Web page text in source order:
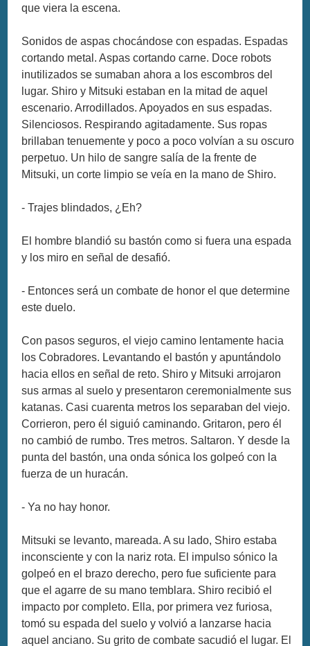
que viera la escena.
Sonidos de aspas chocándose con espadas. Espadas
cortando metal. Aspas cortando carne. Doce robots
inutilizados se sumaban ahora a los escombros del
lugar. Shiro y Mitsuki estaban en la mitad de aquel
escenario. Arrodillados. Apoyados en sus espadas.
Silenciosos. Respirando agitadamente. Sus ropas
brillaban tenuemente y poco a poco volvían a su oscuro
perpetuo. Un hilo de sangre salía de la frente de
Mitsuki, un corte limpio se veía en la mano de Shiro.
- Trajes blindados, ¿Eh?
El hombre blandió su bastón como si fuera una espada
y los miro en señal de desafió.
- Entonces será un combate de honor el que determine
este duelo.
Con pasos seguros, el viejo camino lentamente hacia
los Cobradores. Levantando el bastón y apuntándolo
hacia ellos en señal de reto. Shiro y Mitsuki arrojaron
sus armas al suelo y presentaron ceremonialmente sus
katanas. Casi cuarenta metros los separaban del viejo.
Corrieron, pero él siguió caminando. Gritaron, pero él
no cambió de rumbo. Tres metros. Saltaron. Y desde la
punta del bastón, una onda sónica los golpeó con la
fuerza de un huracán.
- Ya no hay honor.
Mitsuki se levanto, mareada. A su lado, Shiro estaba
inconsciente y con la nariz rota. El impulso sónico la
golpeó en el brazo derecho, pero fue suficiente para
que el agarre de su mano temblara. Shiro recibió el
impacto por completo. Ella, por primera vez furiosa,
tomó su espada del suelo y volvió a lanzarse hacia
aquel anciano. Su grito de combate sacudió el lugar. El